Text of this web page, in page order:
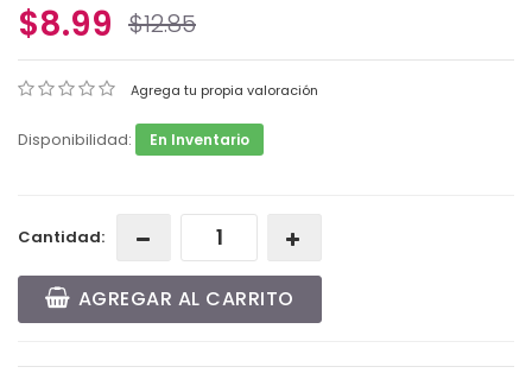
$8.99 $12.85
Agrega tu propia valoración
Disponibilidad: En Inventario
Cantidad:
AGREGAR AL CARRITO